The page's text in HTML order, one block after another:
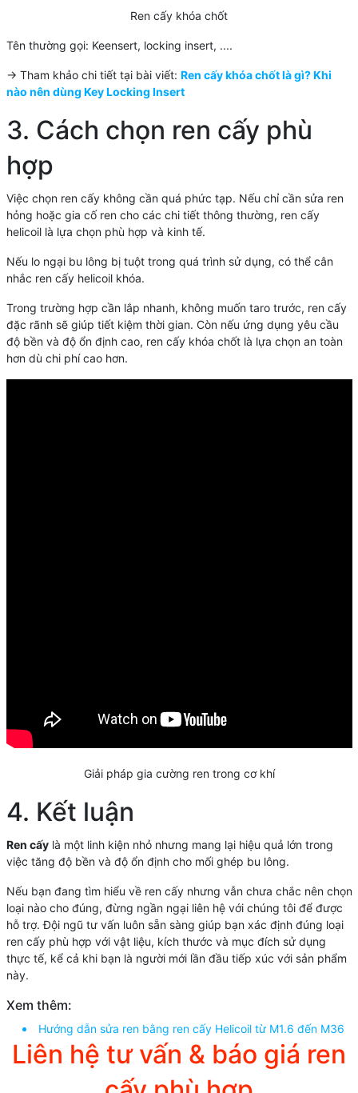
Ren cấy khóa chốt
Tên thường gọi: Keensert, locking insert, ....
-> Tham khảo chi tiết tại bài viết: Ren cấy khóa chốt là gì? Khi
nào nên dùng Key Locking Insert
3. Cách chọn ren cấy phù
hợp
Việc chọn ren cấy không cần quá phức tạp. Nếu chỉ cần sửa ren
hỏng hoặc gia cố ren cho các chi tiết thông thường, ren cấy
helicoil là lựa chọn phù hợp và kinh tế.
Nếu lo ngại bu lông bị tuột trong quá trình sử dụng, có thể cân
nhắc ren cấy helicoil khóa.
Trong trường hợp cần lắp nhanh, không muốn taro trước, ren cấy
đặc rãnh sẽ giúp tiết kiệm thời gian. Còn nếu ứng dụng yêu cầu
độ bền và độ ổn định cao, ren cấy khóa chốt là lựa chọn an toàn
hơn dù chi phí cao hơn.
Giải pháp gia cường ren trong cơ khí
4. Kết luận
Ren cấylà một linh kiện nhỏ nhưng mang lại hiệu quả lớn trong
việc tăng độ bền và độ ổn định cho mối ghép bu lông.
Nếu bạn đang tìm hiểu về ren cấy nhưng vẫn chưa chắc nên chọn
loại nào cho đúng, đừng ngần ngại liên hệ với chúng tôi để được
hỗ trợ. Đội ngũ tư vấn luôn sẵn sàng giúp bạn xác định đúng loại
ren cấy phù hợp với vật liệu, kích thước và mục đích sử dụng
thực tế, kể cả khi bạn là người mới lần đầu tiếp xúc với sản phẩm
này.
Xem thêm:
Hướng dẫn sửa ren bằng ren cấy Helicoil từ M1.6 đến M36
Liên hệ tư vấn & báo giá ren